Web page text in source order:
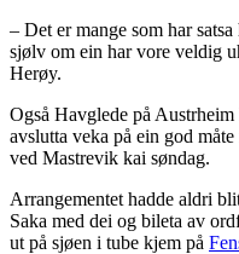
– Det er mange som har
sjølv om ein har vore veldig
Herøy.
Også Havglede på
avslutta veka på ein god
ved Mastrevik kai søndag.
Arrangementet hadde aldri
Saka med dei og bileta av
ut på sjøen i tube kjem på